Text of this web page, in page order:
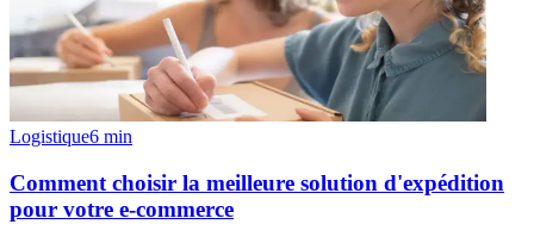
Logistique6 min
Comment choisir la meilleure solution d'expédition
pour votre e-commerce